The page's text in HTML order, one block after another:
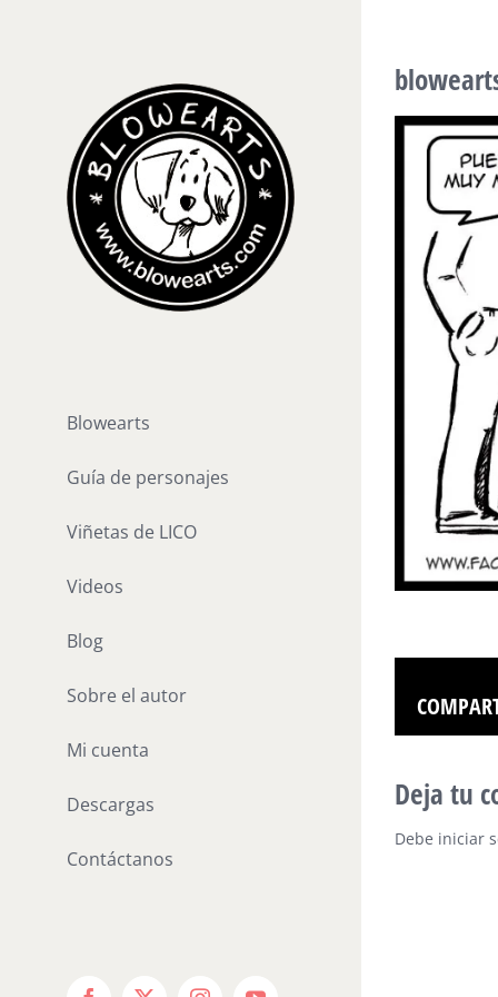
Blowearts
Guía de personajes
Viñetas de LICO
Videos
Blog
Sobre el autor
Mi cuenta
Descargas
Contáctanos
Deja tu
Debe iniciar